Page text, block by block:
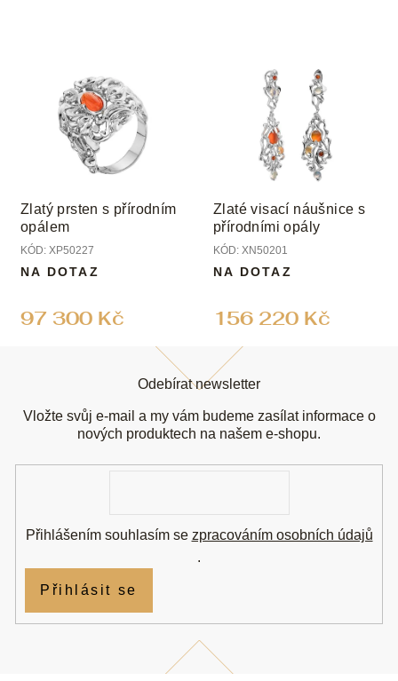
Zlatý prsten s přírodním
opálem
KÓD: XP50227
97 300 Kč
NA DOTAZ
Zlaté visací náušnice s
přírodními opály
KÓD: XN50201
156 220 Kč
NA DOTAZ
Odebírat newsletter
Vložte svůj e-mail a my vám budeme zasílat informace o
nových produktech na našem e-shopu.
Přihlášením souhlasím se zpracováním osobních údajů
.
Přihlásit se